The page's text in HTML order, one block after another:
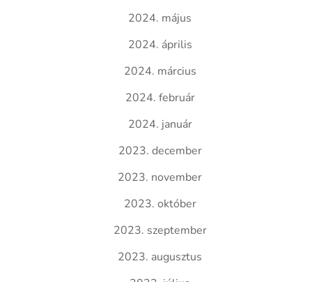
2024. május
2024. április
2024. március
2024. február
2024. január
2023. december
2023. november
2023. október
2023. szeptember
2023. augusztus